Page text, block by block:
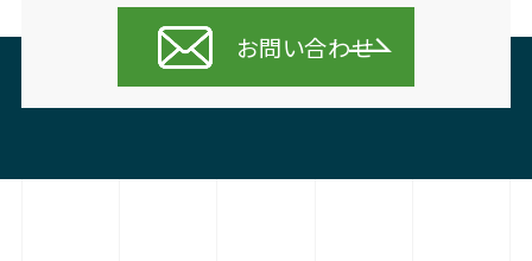
お問い合わせ